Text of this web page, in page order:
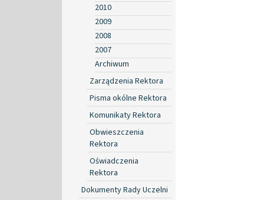
2010
2009
2008
2007
Archiwum
Zarządzenia Rektora
Pisma okólne Rektora
Komunikaty Rektora
Obwieszczenia
Rektora
Oświadczenia
Rektora
Dokumenty Rady Uczelni